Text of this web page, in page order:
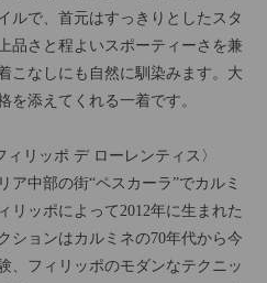
ルで、首元はすっきりとしたスタ
品さと程よいスポーティーさを兼
こなしにも自然に馴染みます。大
を添えてくれる一着です。
リッポ デ ローレンティス〉
ア中部の街“ペスカーラ”でカルミ
リッポによって2012年に生まれた
ションはカルミネの70年代から今
、フィリッポのモダンなテクニッ